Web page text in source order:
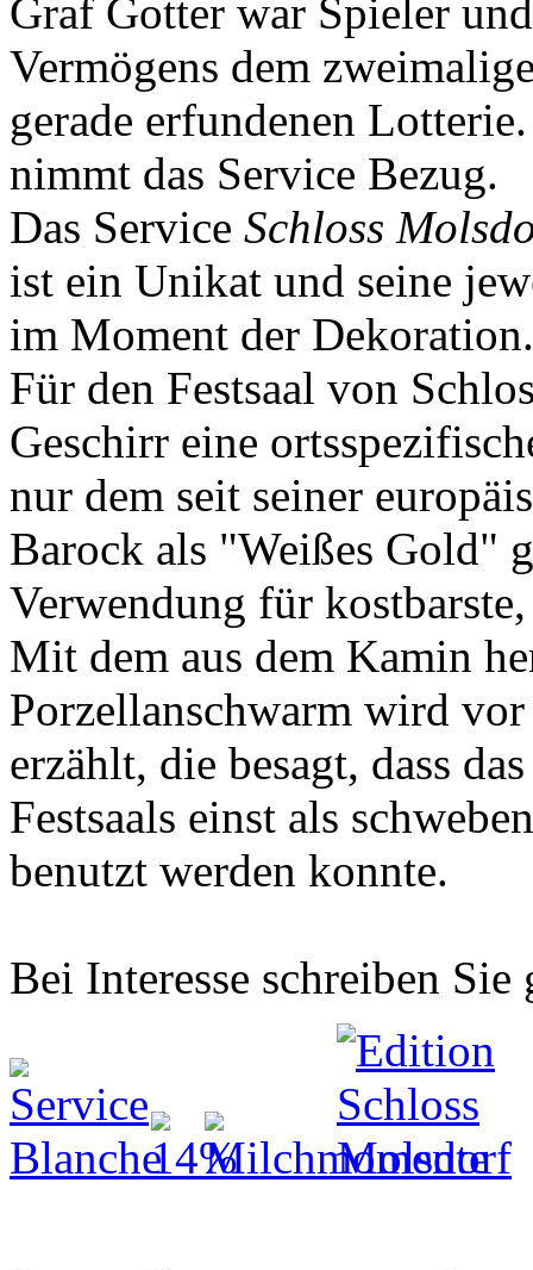
Graf Gotter war Spieler
Vermögens dem
gerade erfundenen
nimmt das Service Bezug.
Das Service Schloss
ist ein Unikat und seine
im Moment der Dekoration.
Für den Festsaal von
Geschirr eine
nur dem seit seiner
Barock als "Weißes Gold"
Verwendung für
Mit dem aus dem Kamin
Porzellanschwarm wird
erzählt, die besagt, dass
Festsaals einst als
benutzt werden konnte.
Bei Interesse schreiben